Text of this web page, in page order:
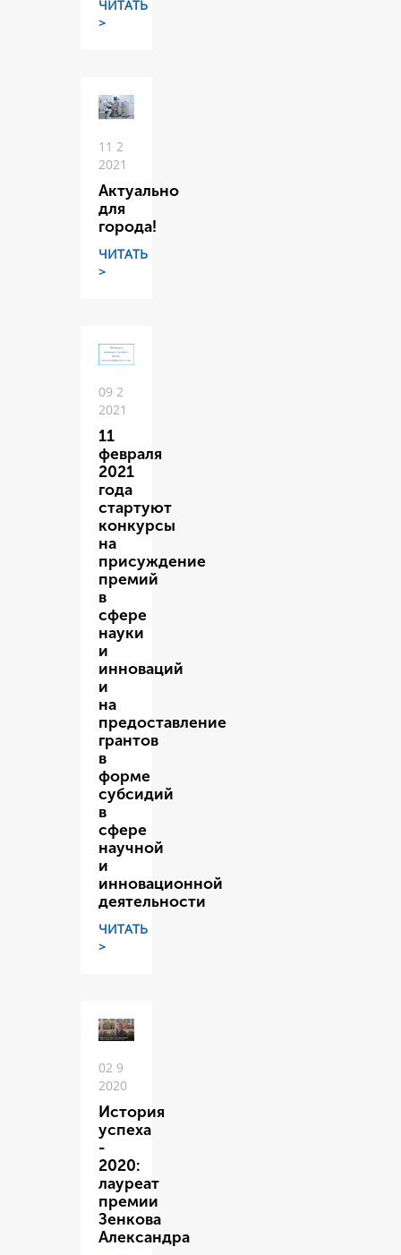
ЧИТАТЬ
>
11 2
2021
Актуально
для
города!
ЧИТАТЬ
>
09 2
2021
11
февраля
2021
года
стартуют
конкурсы
на
присуждение
премий
в
сфере
науки
и
инноваций
и
на
предоставление
грантов
в
форме
субсидий
в
сфере
научной
и
инновационной
деятельности
ЧИТАТЬ
>
02 9
2020
История
успеха
-
2020:
лауреат
премии
Зенкова
Александра